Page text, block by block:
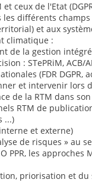
ceux de l'Etat
les différents
et aux
climatique :
de la gestion
: STePRiM, ACB/
(FDR
et intervenir lors
de la RTM dans
RTM de
...)
et externe)
de risques » au
PPR, les approches
priorisation et du